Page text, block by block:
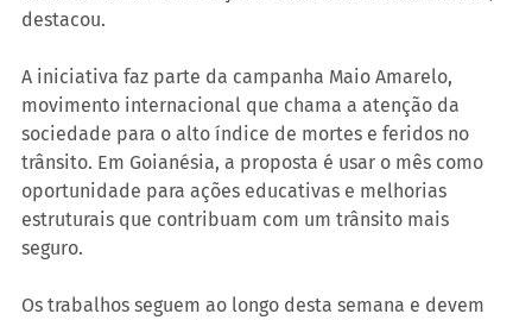
destacou.
A iniciativa faz parte da campanha Maio Amarelo,
movimento internacional que chama a atenção da
sociedade para o alto índice de mortes e feridos no
trânsito. Em Goianésia, a proposta é usar o mês como
oportunidade para ações educativas e melhorias
estruturais que contribuam com um trânsito mais
seguro.
Os trabalhos seguem ao longo desta semana e devem